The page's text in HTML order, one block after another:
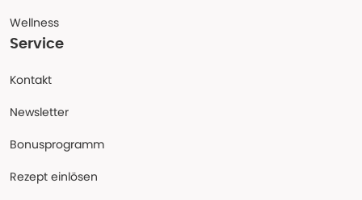
Wellness
Service
Kontakt
Newsletter
Bonusprogramm
Rezept einlösen